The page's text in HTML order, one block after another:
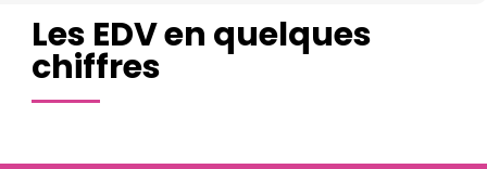
Les EDV en quelques
chiffres